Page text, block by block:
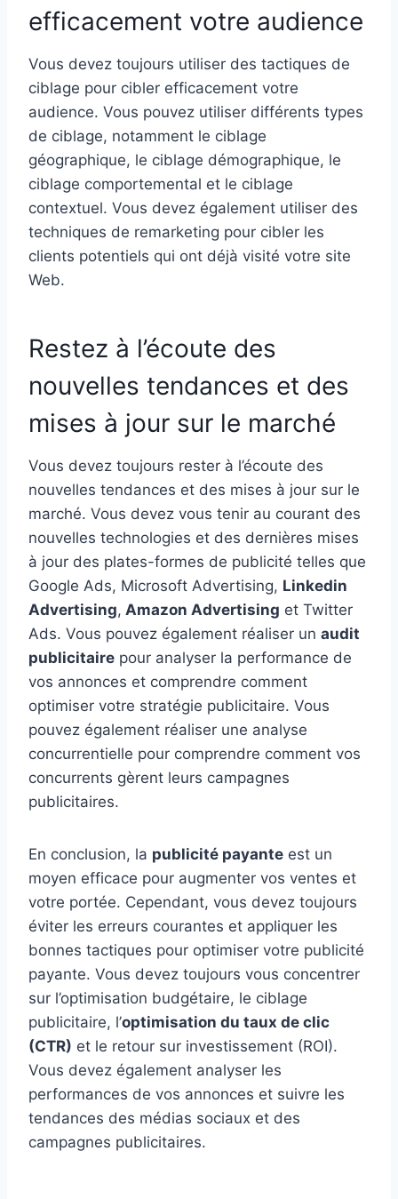
efficacement votre audience
Vous devez toujours utiliser des tactiques de
ciblage pour cibler efficacement votre
audience. Vous pouvez utiliser différents types
de ciblage, notamment le ciblage
géographique, le ciblage démographique, le
ciblage comportemental et le ciblage
contextuel. Vous devez également utiliser des
techniques de remarketing pour cibler les
clients potentiels qui ont déjà visité votre site
Web.
Restez à l’écoute des
nouvelles tendances et des
mises à jour sur le marché
Vous devez toujours rester à l’écoute des
nouvelles tendances et des mises à jour sur le
marché. Vous devez vous tenir au courant des
nouvelles technologies et des dernières mises
à jour des plates-formes de publicité telles que
Google Ads, Microsoft Advertising, Linkedin
Advertising, Amazon Advertising et Twitter
Ads. Vous pouvez également réaliser un audit
publicitaire pour analyser la performance de
vos annonces et comprendre comment
optimiser votre stratégie publicitaire. Vous
pouvez également réaliser une analyse
concurrentielle pour comprendre comment vos
concurrents gèrent leurs campagnes
publicitaires.
En conclusion, la publicité payante est un
moyen efficace pour augmenter vos ventes et
votre portée. Cependant, vous devez toujours
éviter les erreurs courantes et appliquer les
bonnes tactiques pour optimiser votre publicité
payante. Vous devez toujours vous concentrer
sur l’optimisation budgétaire, le ciblage
publicitaire, l’optimisation du taux de clic
(CTR) et le retour sur investissement (ROI).
Vous devez également analyser les
performances de vos annonces et suivre les
tendances des médias sociaux et des
campagnes publicitaires.